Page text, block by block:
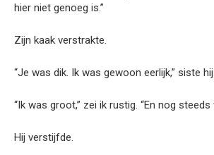
hier niet genoeg is.”
Zijn kaak verstrakte.
“Je was dik. Ik was gewoon eerlijk,” siste hij.
“Ik was groot,” zei ik rustig. “En nog
Hij verstijfde.